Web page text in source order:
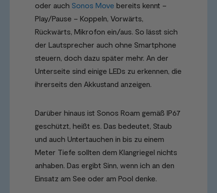
oder auch Sonos Move bereits kennt –
Play/Pause – Koppeln, Vorwärts,
Rückwärts, Mikrofon ein/aus. So lässt sich
der Lautsprecher auch ohne Smartphone
steuern, doch dazu später mehr. An der
Unterseite sind einige LEDs zu erkennen, die
ihrerseits den Akkustand anzeigen.
Darüber hinaus ist Sonos Roam gemäß IP67
geschützt, heißt es. Das bedeutet, Staub
und auch Untertauchen in bis zu einem
Meter Tiefe sollten dem Klangriegel nichts
anhaben. Das ergibt Sinn, wenn ich an den
Einsatz am See oder am Pool denke.